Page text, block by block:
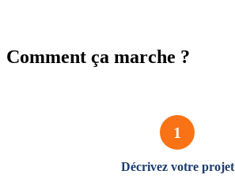
Comment ça marche ?
1
Décrivez votre projet